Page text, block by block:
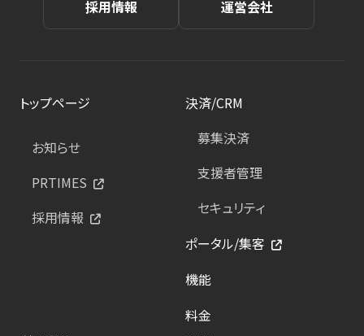
採用情報 運営会社
トップページ
お知らせ
PRTIMES
採用情報
決済/CRM
募集決済
支援者管理
セキュリティ
ポータル/集客
機能
料金